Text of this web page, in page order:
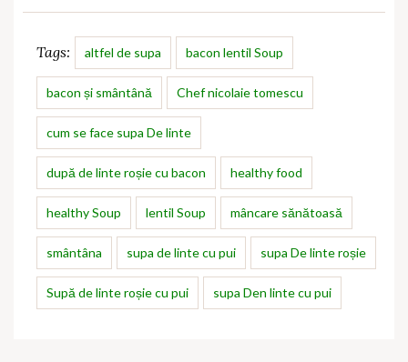
Tags: altfel de supa bacon lentil Soup
bacon și smântână Chef nicolaie tomescu
cum se face supa De linte
după de linte roșie cu bacon healthy food
healthy Soup lentil Soup mâncare sănătoasă
smântâna supa de linte cu pui supa De linte roșie
Supă de linte roșie cu pui supa Den linte cu pui